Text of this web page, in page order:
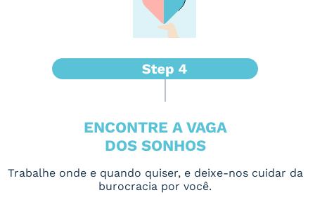
ENCONTRE A VAGA
DOS SONHOS
Trabalhe onde e quando quiser, e deixe-nos cuidar da
burocracia por você.